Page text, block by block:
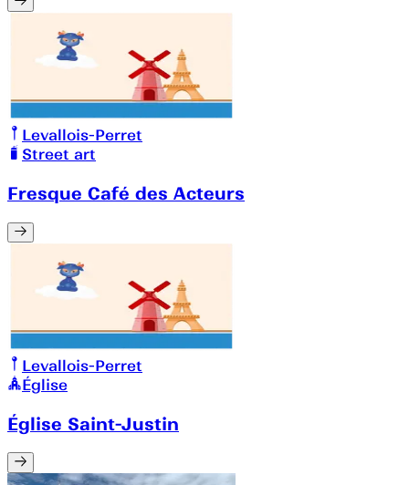
Levallois-Perret
Street art
Fresque Café des Acteurs
Levallois-Perret
Église
Église Saint-Justin